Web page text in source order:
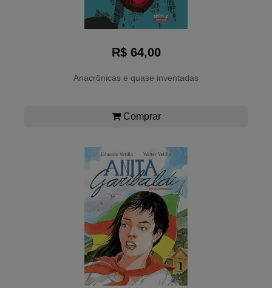
R$ 64,00
Anacrônicas e quase inventadas
Comprar